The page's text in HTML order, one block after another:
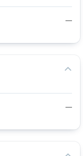
—
—